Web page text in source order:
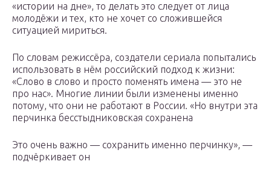
«истории на дне», то делать это следует от лица
молодёжи и тех, кто не хочет со сложившейся
ситуацией мириться.
По словам режиссёра, создатели сериала попытались
использовать в нём российский подход к жизни:
«Слово в слово и просто поменять имена — это не
про нас». Многие линии были изменены именно
потому, что они не работают в России. «Но внутри эта
перчинка бесстыдниковская сохранена
Это очень важно — сохранить именно перчинку», —
подчёркивает он